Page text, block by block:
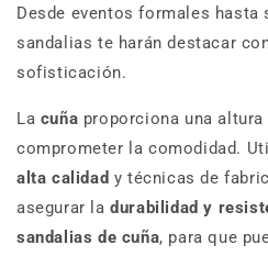
Desde eventos formales hasta
sandalias te harán destacar
sofisticación.
La cuña proporciona una
comprometer la comodidad.
alta calidad y técnicas de
asegurar ladurabilidad y
sandalias de cuña, para que